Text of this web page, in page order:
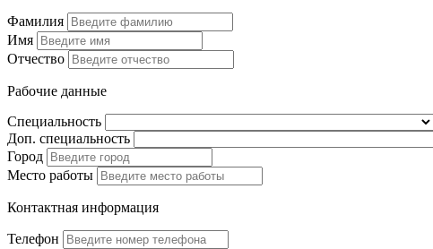
Фамилия
Имя
Отчество
Рабочие данные
Специальность
Доп. специальность
Город
Место работы
Контактная информация
Телефон